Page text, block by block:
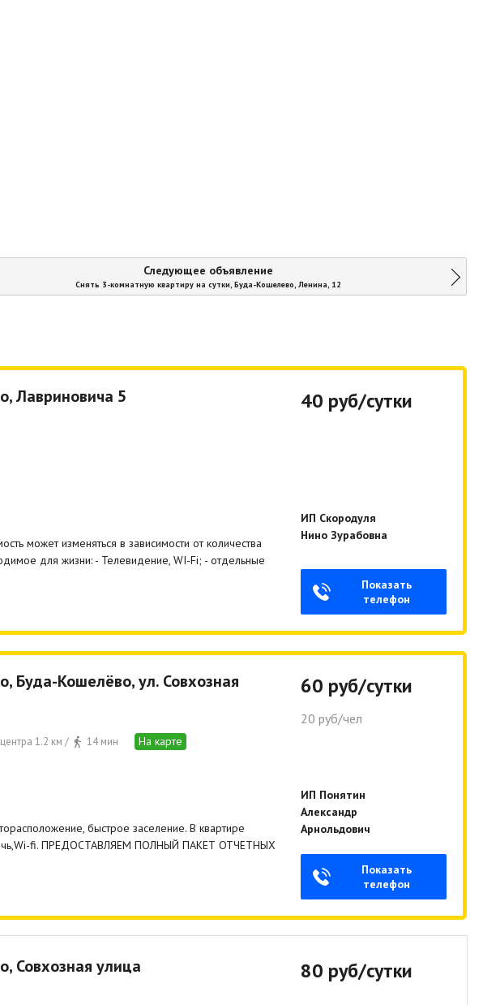
Следующее объявление
Снять 3-комнатную квартиру на сутки, Буда-Кошелево, Ленина, 12
Лавриновича 5
может изменяться в зависимости от количества
для жизни: - Телевидение, WI-Fi; - отдельные
40 руб/сутки
ИП Скородуля
Нино Зурабовна
Показать
телефон
Буда-Кошелёво, ул. Совхозная
1.2 км / 14 мин
На карте
быстрое заселение. В квартире
печь,Wi-fi. ПРЕДОСТАВЛЯЕМ ПОЛНЫЙ ПАКЕТ ОТЧЕТНЫХ
60 руб/сутки
20 руб/чел
ИП Понятин
Александр
Арнольдович
Показать
телефон
Совхозная улица 80 руб/сутки